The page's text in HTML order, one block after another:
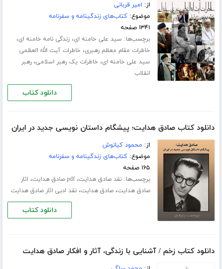
از: امیر قربانی
موضوع:کتاب‌های زندگینامه و سفرنامه
۱۳۴۱ صفحه
برچسب‌ها: سید علی خامنه ای، زندگی نامه خامنه ای،
خاطرات مقام معظم رهبری، خاطرات آیت الله العظمی
سید علی خامنه ای، خاطرات یک رهبر اسلامی،رهبر
انقلاب
دانلود کتاب
دانلود کتاب صادق هدایت؛ پیشگام داستان نویسی جدید در ایران
از: محمود کیانوش
موضوع:کتاب‌های زندگینامه و سفرنامه
۱۶۵ صفحه
برچسب‌ها:نقد صادق هدایت،pdf صادق هدایت ، اثار
صادق هدایت،صادق هدایت،نقد ادبی اثار صادق هدایت
دانلود کتاب
دانلود کتاب زخم / آشنایی با زندگی، آثار و افکار صادق هدایت